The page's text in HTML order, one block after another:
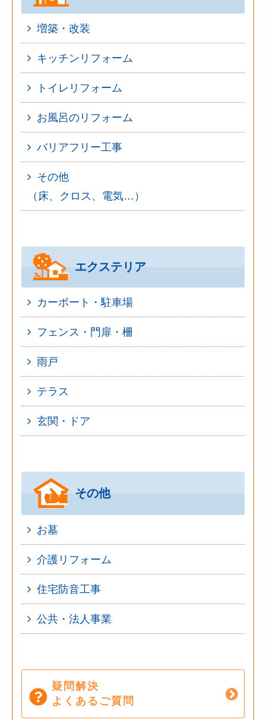
増築・改装
キッチンリフォーム
トイレリフォーム
お風呂のリフォーム
バリアフリー工事
その他
（床、クロス、電気…）
エクステリア
カーポート・駐車場
フェンス・門扉・柵
雨戸
テラス
玄関・ドア
その他
お墓
介護リフォーム
住宅防音工事
公共・法人事業
疑問解決
よくあるご質問